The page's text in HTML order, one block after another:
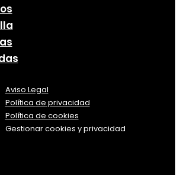
Aviso Legal
Política de privacidad
Política de cookies
Gestionar cookies y privacidad